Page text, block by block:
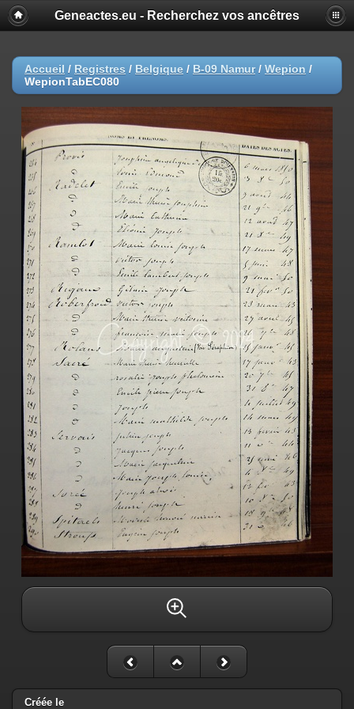
Geneactes.eu - Recherchez vos ancêtres
Accueil / Registres / Belgique / B-09 Namur/ Wepion /
WepionTabEC080
Créée le